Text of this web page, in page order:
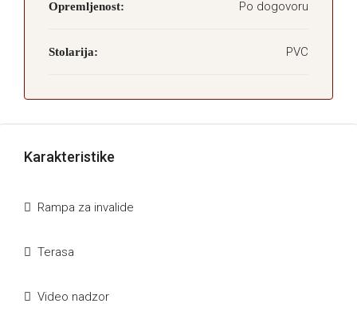
Opremljenost: Po dogovoru
Stolarija: PVC
Karakteristike
Rampa za invalide
Terasa
Video nadzor